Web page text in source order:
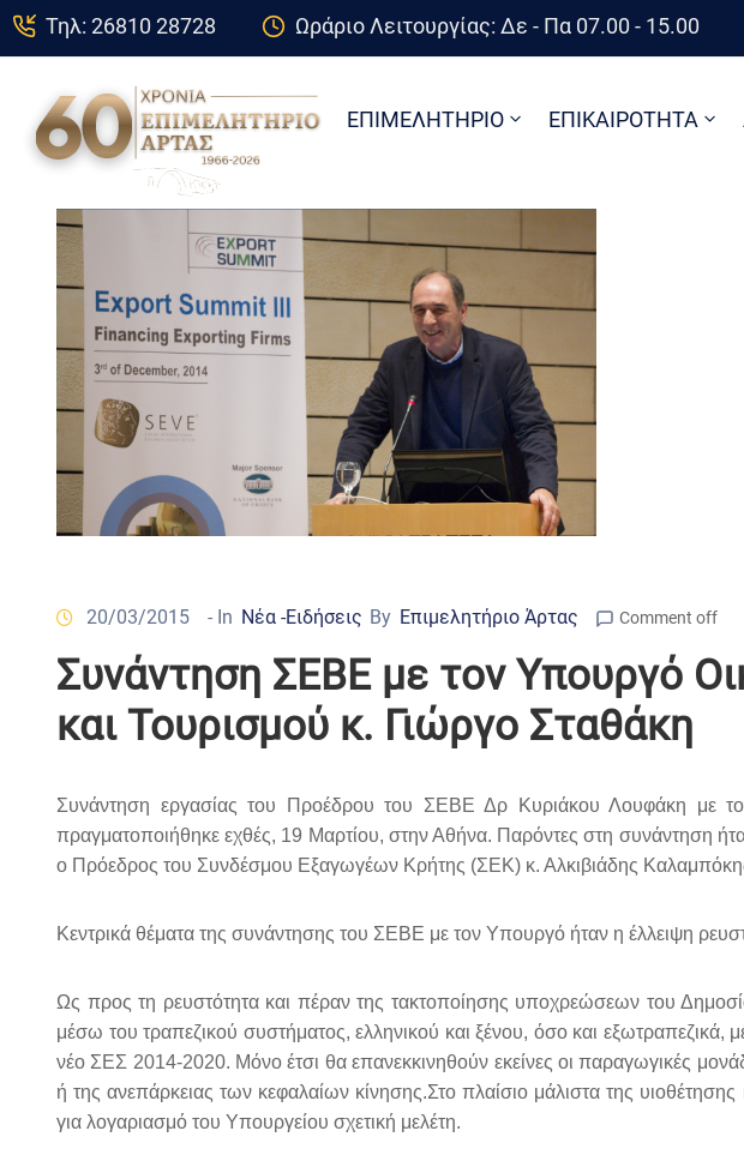
Τηλ: 26810 28728 Ωράριο Λειτουργίας: Δε - Πα 07.00 - 15.00
ΕΠΙΜΕΛΗΤΗΡΙΟ ΕΠΙΚΑΙΡΟΤΗΤΑ
20/03/2015 - In Νέα -Ειδήσεις By Επιμελητήριο Άρτας Comment off
Συνάντηση ΣΕΒΕ με τον Υπουργό
και Τουρισμού κ. Γιώργο Σταθάκη
Συνάντηση εργασίας του Προέδρου του ΣΕΒΕ Δρ Κυριάκου Λουφάκη με
πραγματοποιήθηκε εχθές, 19 Μαρτίου, στην Αθήνα. Παρόντες στη συνάντηση
ο Πρόεδρος του Συνδέσμου Εξαγωγέων Κρήτης (ΣΕΚ) κ. Αλκιβιάδης
Κεντρικά θέματα της συνάντησης του ΣΕΒΕ με τον Υπουργό ήταν η έλλειψη
Ως προς τη ρευστότητα και πέραν της τακτοποίησης υποχρεώσεων του
μέσω του τραπεζικού συστήματος, ελληνικού και ξένου, όσο και
νέο ΣΕΣ 2014-2020. Μόνο έτσι θα επανεκκινηθούν εκείνες οι παραγωγικές
ή της ανεπάρκειας των κεφαλαίων κίνησης.Στο πλαίσιο μάλιστα της
για λογαριασμό του Υπουργείου σχετική μελέτη.